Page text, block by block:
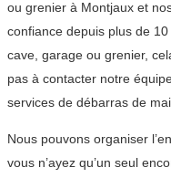
ou grenier à Montjaux et
confiance depuis plus de
cave, garage ou grenier,
pas à contacter notre
services de débarras de
Nous pouvons organiser
vous n’ayez qu’un seul